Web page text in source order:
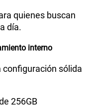
quienes buscan
día.
interno
configuración sólida
256GB